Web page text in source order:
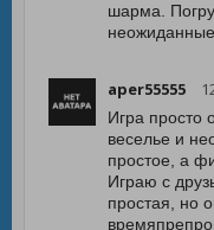
шарма.
aper55555
Игра просто
веселье и
простое, а
Играю с
простая, но